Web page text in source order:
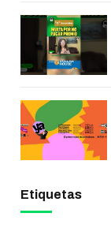
Etiquetas